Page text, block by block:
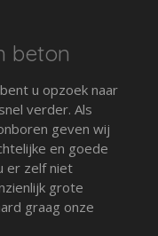
beton
u opzoek naar
verder. Als
geven wij
en goede
er zelf niet
grote
graag onze